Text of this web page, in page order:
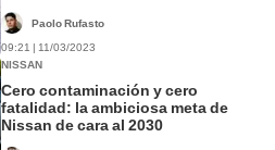
Paolo Rufasto
09:21 | 11/03/2023
NISSAN
Cero contaminación y cero
fatalidad: la ambiciosa meta de
Nissan de cara al 2030